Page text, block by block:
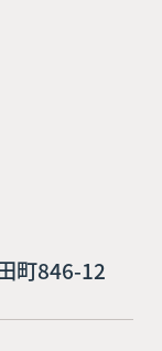
町846-12